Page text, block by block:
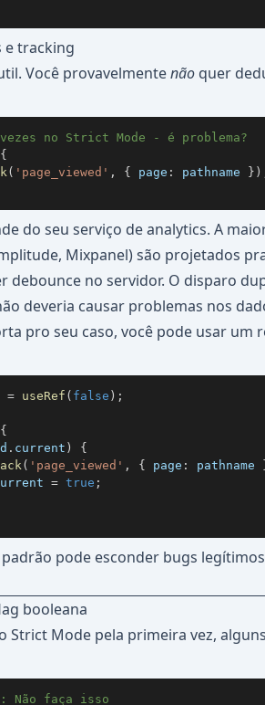
e tracking
Você provavelmentenão quer
no Strict Mode - é problema?
{
( 'page_viewed' , { page : pathname } )
do seu serviço de analytics. A
Mixpanel) são projetados
debounce no servidor. O disparo
deveria causar problemas nos
pro seu caso, você pode usar um
= useRef ( false ) ;
{
. current )
{
( 'page_viewed' , { page : pathname
= true ;
pode esconder bugs
booleana
Strict Mode pela primeira vez,
Não faça isso